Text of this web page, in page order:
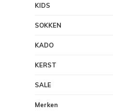
KIDS
SOKKEN
KADO
KERST
SALE
Merken